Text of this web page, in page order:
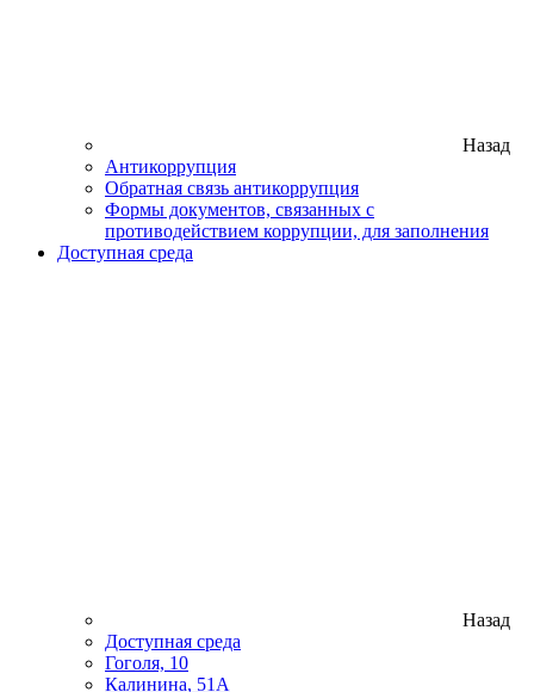
Назад
Антикоррупция
Обратная связь антикоррупция
Формы документов, связанных с
противодействием коррупции, для заполнения
Доступная среда
Назад
Доступная среда
Гоголя, 10
Калинина, 51А